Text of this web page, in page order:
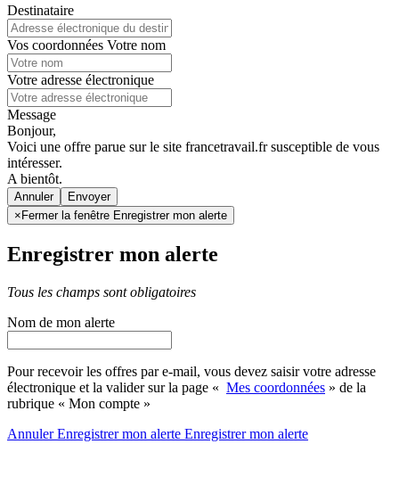
Destinataire
Vos coordonnées Votre nom
Votre adresse électronique
Message
Bonjour,
Voici une offre parue sur le site francetravail.fr susceptible de vous
intéresser.
A bientôt.
Annuler
× Fermer la fenêtre Enregistrer mon alerte
Enregistrer mon alerte
Tous les champs sont obligatoires
Nom de mon alerte
Pour recevoir les offres par e-mail, vous devez saisir votre adresse
électronique et la valider sur la page « Mes coordonnées » de la
rubrique « Mon compte »
AnnulerEnregistrer mon alerte Enregistrermon alerte